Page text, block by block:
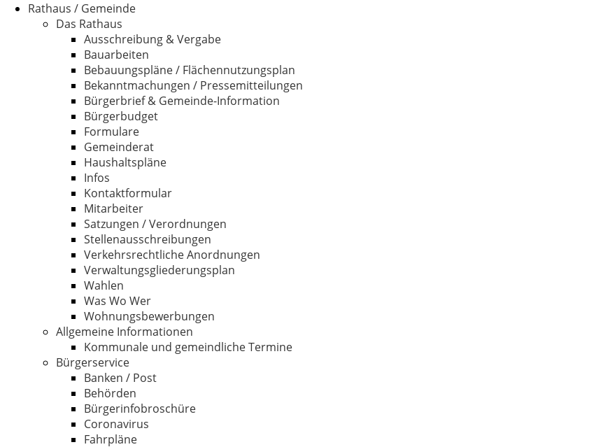
Rathaus / Gemeinde
Das Rathaus
Ausschreibung & Vergabe
Bauarbeiten
Bebauungspläne / Flächennutzungsplan
Bekanntmachungen / Pressemitteilungen
Bürgerbrief & Gemeinde-Information
Bürgerbudget
Formulare
Gemeinderat
Haushaltspläne
Infos
Kontaktformular
Mitarbeiter
Satzungen / Verordnungen
Stellenausschreibungen
Verkehrsrechtliche Anordnungen
Verwaltungsgliederungsplan
Wahlen
Was Wo Wer
Wohnungsbewerbungen
Allgemeine Informationen
Kommunale und gemeindliche Termine
Bürgerservice
Banken / Post
Behörden
Bürgerinfobroschüre
Coronavirus
Fahrpläne